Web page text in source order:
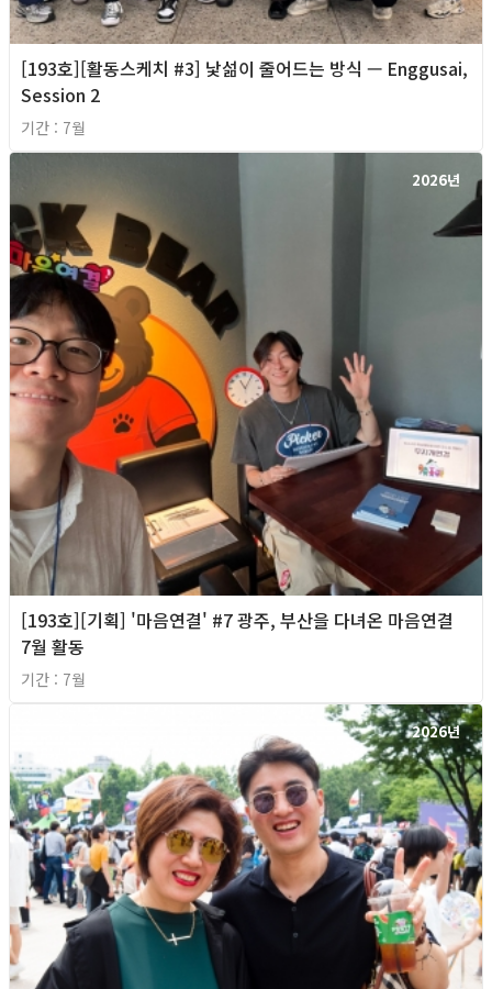
[193호][활동스케치 #3] 낯섦이 줄어드는 방식 — Enggusai,
Session 2
기간 : 7월
2026년
[193호][기획] '마음연결' #7 광주, 부산을 다녀온 마음연결
7월 활동
기간 : 7월
2026년